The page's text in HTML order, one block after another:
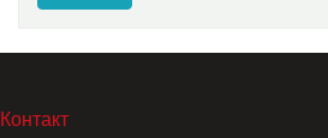
МЕНЮ В ПОДВАЛЕ
Контакт